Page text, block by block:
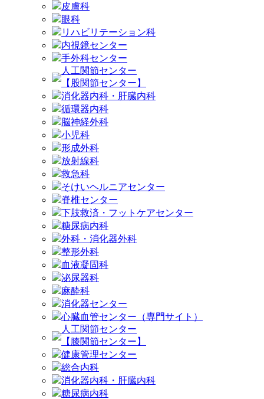
皮膚科
眼科
リハビリテーション科
内視鏡センター
手外科センター
人工関節センター
【股関節センター】
消化器内科・肝臓内科
循環器内科
脳神経外科
小児科
形成外科
放射線科
救急科
そけいヘルニアセンター
脊椎センター
下肢救済・フットケアセンター
糖尿病内科
外科・消化器外科
整形外科
血液凝固科
泌尿器科
麻酔科
消化器センター
心臓血管センター（専門サイト）
人工関節センター
【膝関節センター】
健康管理センター
総合内科
消化器内科・肝臓内科
糖尿病内科